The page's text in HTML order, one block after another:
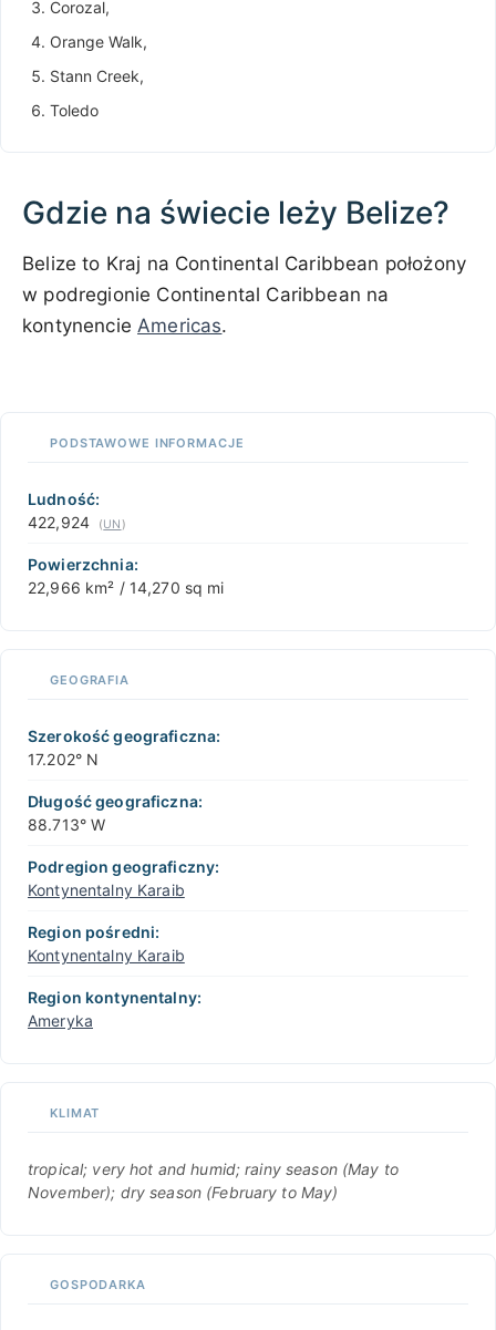
Corozal,
Orange Walk,
Stann Creek,
Toledo
Gdzie na świecie leży Belize?
Belize to Kraj na Continental Caribbean położony
w podregionie Continental Caribbean na
kontynencieAmericas.
100 km / 62.1 mi
−
PODSTAWOWE INFORMACJE
Ludność:
422,924
(UN)
Powierzchnia:
22,966 km² / 14,270 sq mi
GEOGRAFIA
Szerokość geograficzna:
17.202° N
Długość geograficzna:
88.713° W
Podregion geograficzny:
Kontynentalny Karaib
Region pośredni:
Kontynentalny Karaib
Region kontynentalny:
Ameryka
KLIMAT
tropical; very hot and humid; rainy season (May to
November); dry season (February to May)
GOSPODARKA